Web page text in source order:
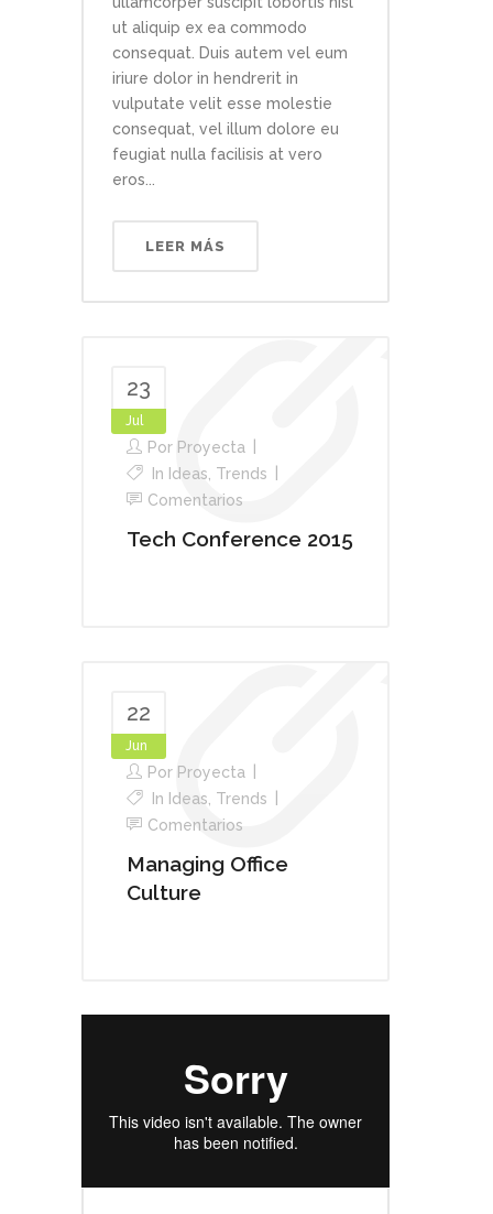
ut aliquip ex ea commodo
consequat. Duis autem vel eum
iriure dolor in hendrerit in
vulputate velit esse molestie
consequat, vel illum dolore eu
feugiat nulla facilisis at vero
eros...
LEER MÁS
23
Jul
Por Proyecta
In Ideas, Trends
Comentarios
Tech Conference 2015
22
Jun
Por Proyecta
In Ideas, Trends
Comentarios
Managing Office
Culture